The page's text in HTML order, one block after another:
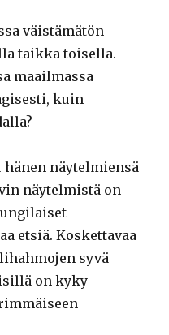
väistämätön
taikka toisella.
maailmassa
kuin
näytelmiensä
näytelmistä on
etsiä. Koskettavaa
syvä
on kyky